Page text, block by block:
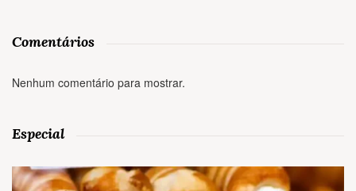
Comentários
Nenhum comentário para mostrar.
Especial